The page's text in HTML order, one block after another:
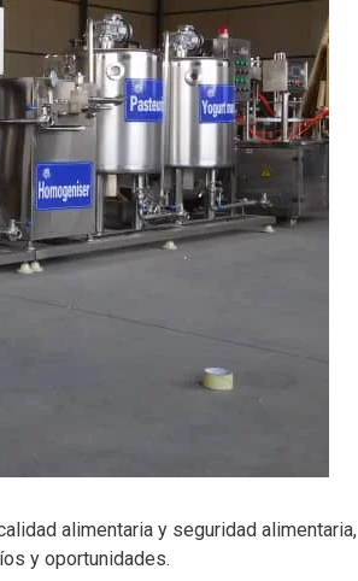
alimentaria y seguridad alimentaria,
y oportunidades.